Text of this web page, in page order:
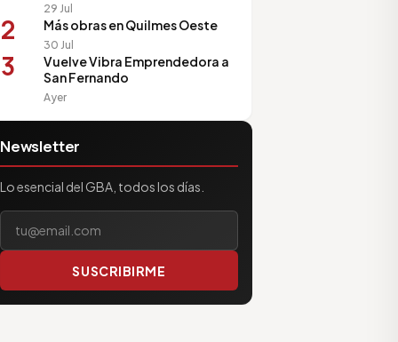
29 Jul
2 Más obras en Quilmes Oeste
30 Jul
3
Vuelve Vibra Emprendedora a
San Fernando
Ayer
Newsletter
Lo esencial del GBA, todos los días.
Tu correo electrónico
SUSCRIBIRME